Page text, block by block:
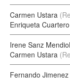
Carmen Ustara
Enriqueta Cuartero
Irene Sanz
Carmen Ustara
Fernando